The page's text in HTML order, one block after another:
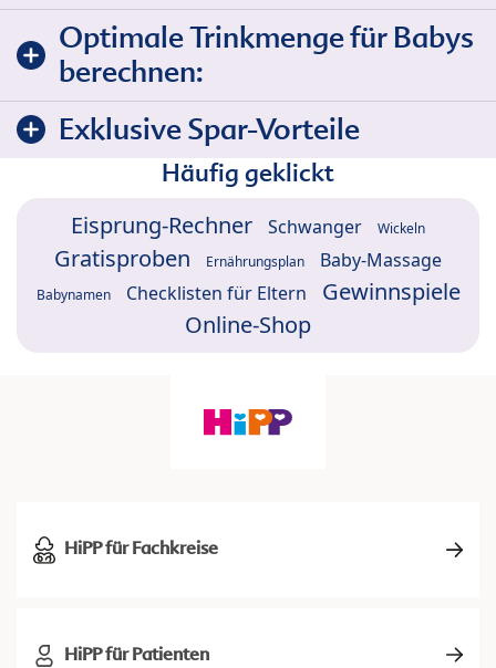
Optimale Trinkmenge für Babys
berechnen:
Exklusive Spar-Vorteile
Häufig geklickt
Eisprung-Rechner Schwanger Wickeln
Gratisproben Ernährungsplan Baby-Massage
Babynamen Checklisten für Eltern
Gewinnspiele
Online-Shop
HiPP für Fachkreise
HiPP für Patienten